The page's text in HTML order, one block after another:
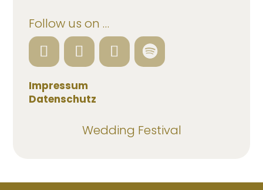
Follow us on …
Impressum
Datenschutz
Wedding Festival